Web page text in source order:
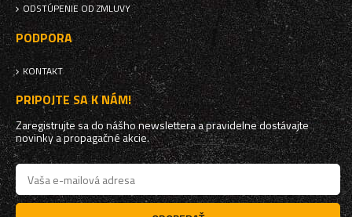
ODSTÚPENIE OD ZMLUVY
PODPORA
KONTAKT
PRIPOJTE SA K NÁM!
Zaregistrujte sa do nášho newslettera a pravidelne dostávajte
novinky a propagačné akcie.